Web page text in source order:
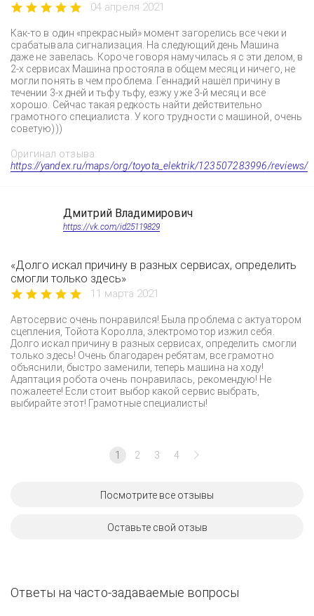
04 апреля 2021
Как-то в один «прекрасный» момент загорелись все чеки и
срабатывала сигнализация. На следующий день Машина
даже не завелась. Короче говоря намучилась я с эти делом, в
2-х сервисах Машина простояла в общем месяц и ничего, не
могли понять в чем проблема. Геннадий нашёл причину в
течении 3-х дней и тьфу тьфу, езжу уже 3-й месяц и всё
хорошо. Сейчас такая редкость найти действительно
грамотного специалиста. У кого трудности с машиной, очень
советую)))
Оригинал отзыва:
https://yandex.ru/maps/org/toyota_elektrik/123507283996/reviews/
Дмитрий Владимирович
https://vk.com/id25119829
«Долго искал причину в разных сервисах, определить
смогли только здесь»
11 марта 2021
Автосервис очень понравился! Была проблема с актуатором
сцепления, Тойота Королла, электромотор изжил себя.
Долго искал причину в разных сервисах, определить смогли
только здесь! Очень благодарен ребятам, все грамотно
объяснили, быстро заменили, теперь машина на ходу!
Адаптация робота очень понравилась, рекомендую! Не
пожалеете! Если стоит выбор какой сервис выбрать,
выбирайте этот! Грамотные специалисты!
1 2 3 4
Посмотрите все отзывы
Оставьте свой отзыв
Ответы на часто-задаваемые вопросы